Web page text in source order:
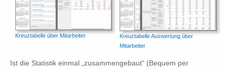
Kreuztabelle über Mitarbeiter
Kreuztabelle Auswertung über
Mitarbeiter
Ist die Statistik einmal „zusammengebaut“ (Bequem per